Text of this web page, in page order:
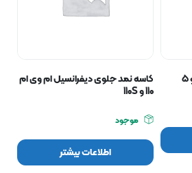
کاسه نمد جلوی دیفرانسیل ام وی ام
110 و 110S
موجود
اطلاعات بیشتر